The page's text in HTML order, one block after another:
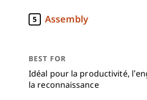
5 Assembly
Idéal pour la productivité,
la reconnaissance